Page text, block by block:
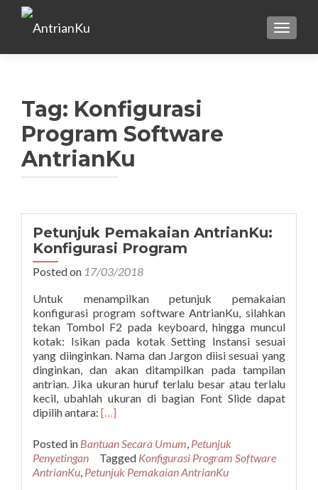
Tag: Konfigurasi
Program Software
AntrianKu
Petunjuk Pemakaian AntrianKu:
Konfigurasi Program
Posted on 17/03/2018
Untuk menampilkan petunjuk pemakaian
konfigurasi program software AntrianKu, silahkan
tekan Tombol F2 pada keyboard, hingga muncul
kotak: Isikan pada kotak Setting Instansi sesuai
yang diinginkan. Nama dan Jargon diisi sesuai yang
dinginkan, dan akan ditampilkan pada tampilan
antrian. Jika ukuran huruf terlalu besar atau terlalu
kecil, ubahlah ukuran di bagian Font Slide dapat
dipilih antara: Read
about
Petunjuk
Pemakaian
AntrianKu:
[…]
Posted in Bantuan Secara Umum, Petunjuk
Penyetingan
Tagged Konfigurasi Program Software
AntrianKu, Petunjuk Pemakaian AntrianKu